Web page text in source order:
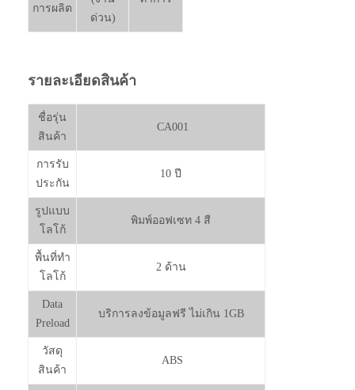
การผลิต
ด่วน)
รายละเอียดสินค้า
ชื่อรุ่น
สินค้า
CA001
การรับ
ประกัน
10 ปี
รูปแบบ
โลโก้
พิมพ์ออฟเซท 4 สี
พื้นที่ทำ
โลโก้
2 ด้าน
Data
Preload
บริการลงข้อมูลฟรี ไม่เกิน 1GB
วัสดุ
สินค้า
ABS